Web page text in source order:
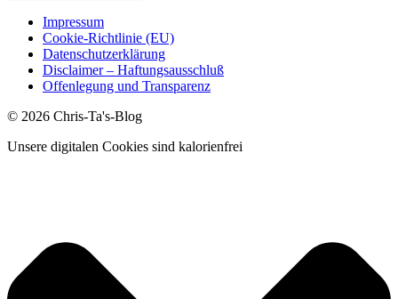
Impressum
Cookie-Richtlinie (EU)
Datenschutzerklärung
Disclaimer – Haftungsausschluß
Offenlegung und Transparenz
© 2026 Chris-Ta's-Blog
Unsere digitalen Cookies sind kalorienfrei